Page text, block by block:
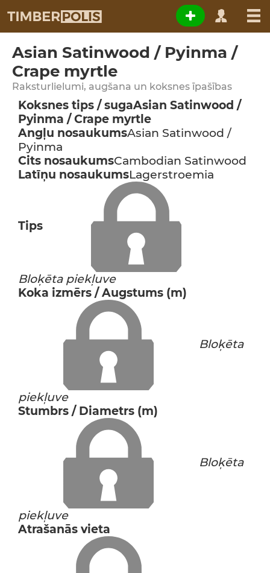
Asian Satinwood / Pyinma /
Crape myrtle
Raksturlielumi, augšana un koksnes īpašības
Koksnes tips / sugaAsian Satinwood /
Pyinma / Crape myrtle
Angļu nosaukumsAsian Satinwood /
Pyinma
Cits nosaukumsCambodian Satinwood
Latīņu nosaukumsLagerstroemia
Tips
Bloķēta piekļuve
Koka izmērs / Augstums (m)
Bloķēta
piekļuve
Stumbrs / Diametrs (m)
Bloķēta
piekļuve
Atrašanās vieta